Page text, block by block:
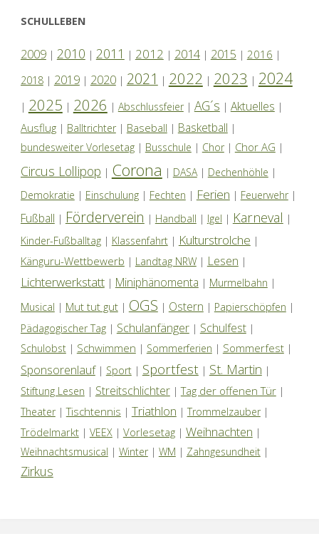
SCHULLEBEN
2009| 2010 | 2011 | 2012 | 2014| 2015 | 2016 |
2018| 2019| 2020| 2021 | 2022 | 2023 | 2024
| 2025 | 2026 | Abschlussfeier| AG´s | Aktuelles |
Ausflug| Balltrichter| Baseball | Basketball |
bundesweiter Vorlesetag| Busschule | Chor| Chor AG |
Circus Lollipop | Corona | DASA| Dechenhöhle |
Demokratie | Einschulung| Fechten | Ferien | Feuerwehr|
Fußball | Förderverein | Handball | Igel | Karneval |
Kinder-Fußballtag| Klassenfahrt| Kulturstrolche |
Känguru-Wettbewerb | Landtag NRW| Lesen |
Lichterwerkstatt| Miniphänomenta | Murmelbahn |
Musical | Mut tut gut| OGS | Ostern | Papierschöpfen |
Pädagogischer Tag| Schulanfänger| Schulfest|
Schulobst| Schwimmen | Sommerferien | Sommerfest|
Sponsorenlauf| Sport| Sportfest | St. Martin |
Stiftung Lesen | Streitschlichter|Tag der offenen Tür|
Theater|Tischtennis | Triathlon | Trommelzauber|
Trödelmarkt| VEEX| Vorlesetag| Weihnachten |
Weihnachtsmusical | Winter| WM | Zahngesundheit|
Zirkus